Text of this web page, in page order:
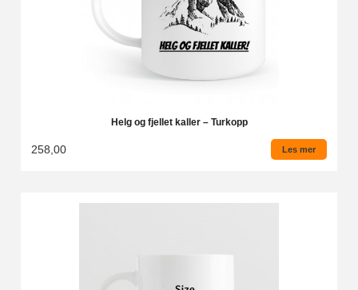
Helg og fjellet kaller – Turkopp
258,00 Les mer